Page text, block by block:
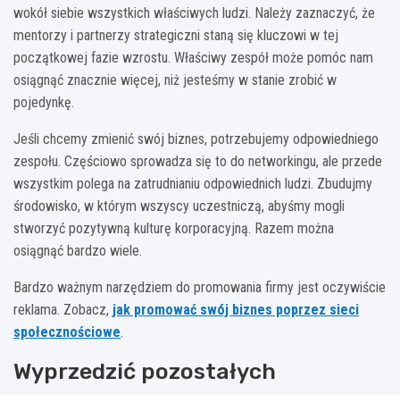
wokół siebie wszystkich właściwych ludzi. Należy zaznaczyć, że
mentorzy i partnerzy strategiczni staną się kluczowi w tej
początkowej fazie wzrostu. Właściwy zespół może pomóc nam
osiągnąć znacznie więcej, niż jesteśmy w stanie zrobić w
pojedynkę.
Jeśli chcemy zmienić swój biznes, potrzebujemy odpowiedniego
zespołu. Częściowo sprowadza się to do networkingu, ale przede
wszystkim polega na zatrudnianiu odpowiednich ludzi. Zbudujmy
środowisko, w którym wszyscy uczestniczą, abyśmy mogli
stworzyć pozytywną kulturę korporacyjną. Razem można
osiągnąć bardzo wiele.
Bardzo ważnym narzędziem do promowania firmy jest oczywiście
reklama. Zobacz, jak promować swój biznes poprzez sieci
społecznościowe.
Wyprzedzić pozostałych